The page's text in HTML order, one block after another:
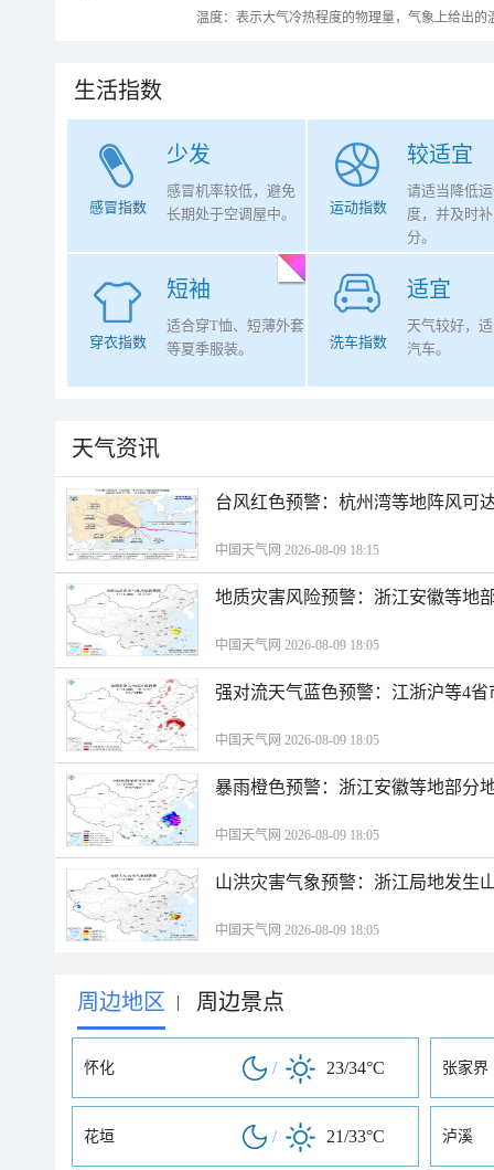
温度：表示大气冷热程度的物理量，气象上给出
生活指数
少发
感冒指数
感冒机率较低，避免
长期处于空调屋中。
较适宜
运动指数
请适当降低
度，并及时
分。
短袖
穿衣指数
适合穿T恤、短薄外套
等夏季服装。
适宜
洗车指数
天气较好，
汽车。
天气资讯
台风红色预警：杭州湾等地阵风可
中国天气网 2026-08-09 18:15
地质灾害风险预警：浙江安徽等地
中国天气网 2026-08-09 18:05
强对流天气蓝色预警：江浙沪等4
中国天气网 2026-08-09 18:05
暴雨橙色预警：浙江安徽等地部分
中国天气网 2026-08-09 18:05
山洪灾害气象预警：浙江局地发生
中国天气网 2026-08-09 18:05
周边地区 | 周边景点
怀化 / 23/34°C 张家界
花垣 / 21/33°C 泸溪